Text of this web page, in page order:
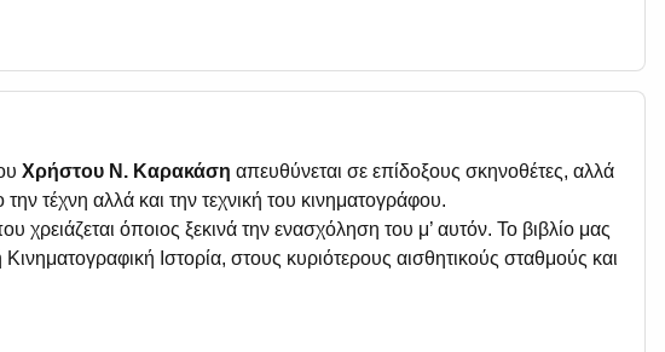
Χρήστου Ν. Καρακάση απευθύνεται σε επίδοξους σκηνοθέτες, αλλά
τέχνη αλλά και την τεχνική του κινηματογράφου.
όποιος ξεκινά την ενασχόληση του μ’ αυτόν. Το βιβλίο μας
Ιστορία, στους κυριότερους αισθητικούς σταθμούς και